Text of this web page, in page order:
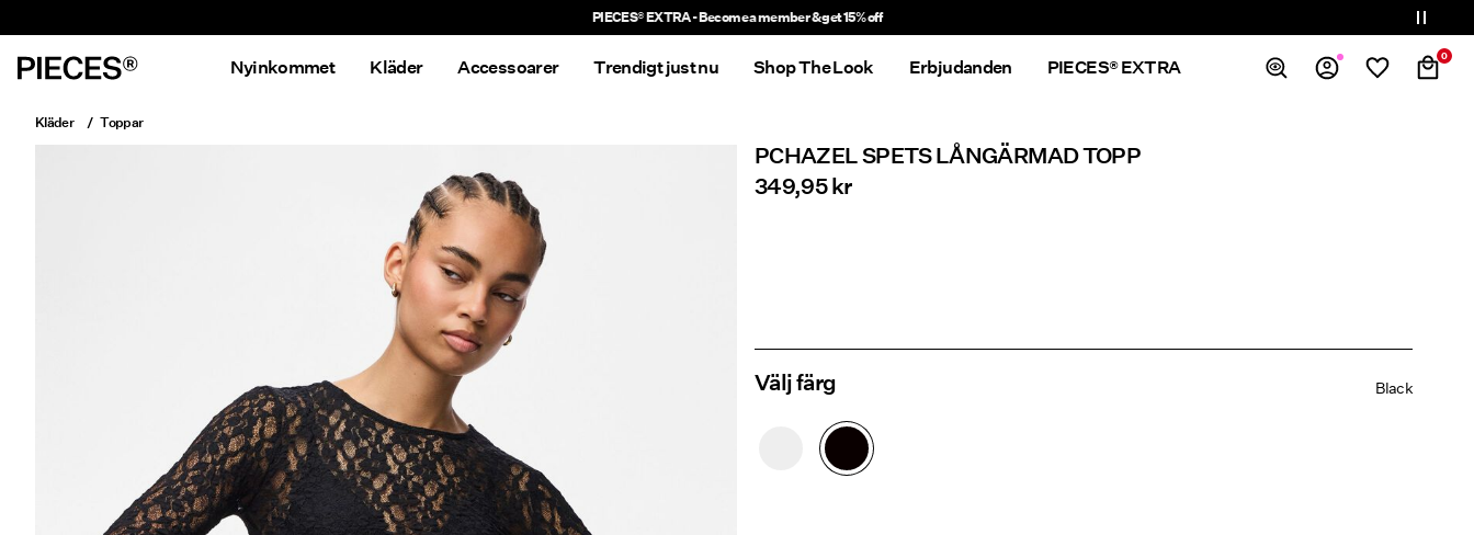
Delivery times will be longer than usual
0
Nyinkommet Kläder Accessoarer Trendigt just nu Shop The Look Erbjudanden PIECES® EXTRA
Kläder Toppar
PCHAZEL SPETS LÅNGÄRMAD TOPP
349,95 kr
Välj färg Black